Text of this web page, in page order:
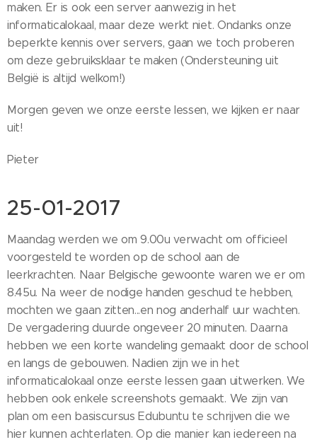
maken. Er is ook een server aanwezig in het
informaticalokaal, maar deze werkt niet. Ondanks onze
beperkte kennis over servers, gaan we toch proberen
om deze gebruiksklaar te maken (Ondersteuning uit
België is altijd welkom!)
Morgen geven we onze eerste lessen, we kijken er naar
uit!
Pieter
25-01-2017
Maandag werden we om 9.00u verwacht om officieel
voorgesteld te worden op de school aan de
leerkrachten. Naar Belgische gewoonte waren we er om
8.45u. Na weer de nodige handen geschud te hebben,
mochten we gaan zitten...en nog anderhalf uur wachten.
De vergadering duurde ongeveer 20 minuten. Daarna
hebben we een korte wandeling gemaakt door de school
en langs de gebouwen. Nadien zijn we in het
informaticalokaal onze eerste lessen gaan uitwerken. We
hebben ook enkele screenshots gemaakt. We zijn van
plan om een basiscursus Edubuntu te schrijven die we
hier kunnen achterlaten. Op die manier kan iedereen na